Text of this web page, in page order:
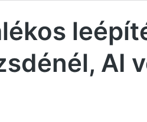
AI